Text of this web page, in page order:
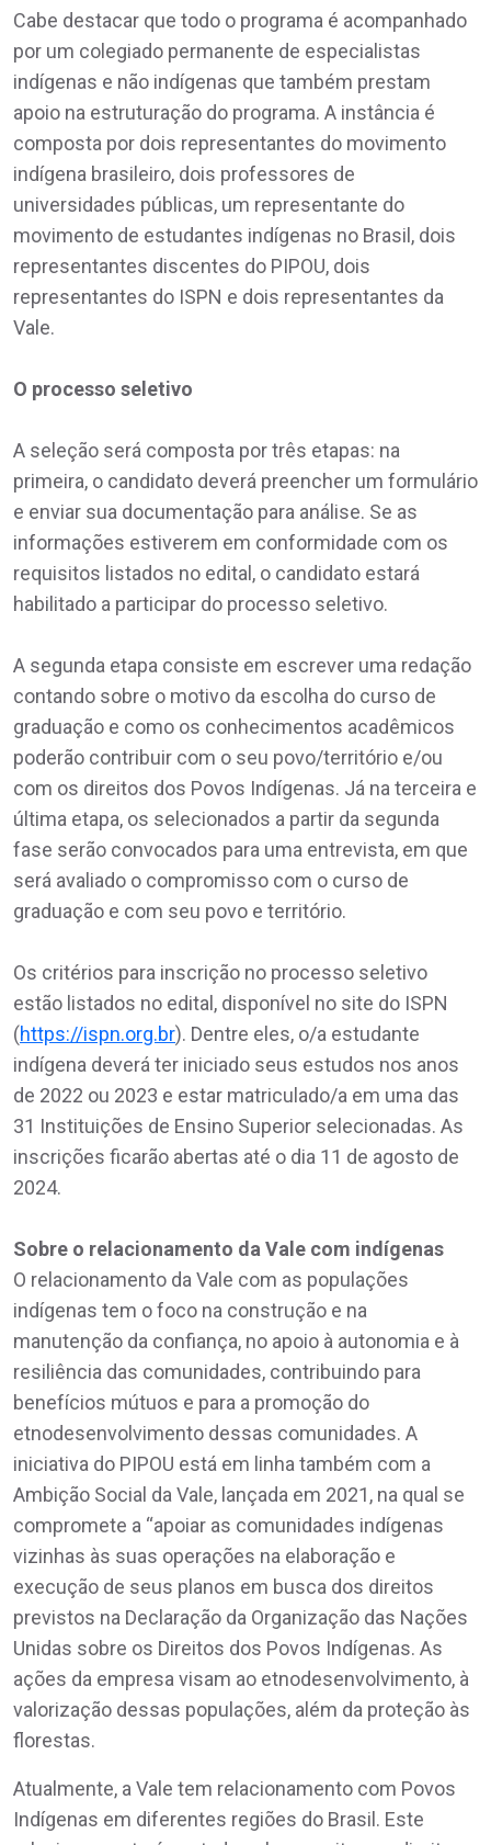
Cabe destacar que todo o programa é acompanhado
por um colegiado permanente de especialistas
indígenas e não indígenas que também prestam
apoio na estruturação do programa. A instância é
composta por dois representantes do movimento
indígena brasileiro, dois professores de
universidades públicas, um representante do
movimento de estudantes indígenas no Brasil, dois
representantes discentes do PIPOU, dois
representantes do ISPN e dois representantes da
Vale.
O processo seletivo
A seleção será composta por três etapas: na
primeira, o candidato deverá preencher um formulário
e enviar sua documentação para análise. Se as
informações estiverem em conformidade com os
requisitos listados no edital, o candidato estará
habilitado a participar do processo seletivo.
A segunda etapa consiste em escrever uma redação
contando sobre o motivo da escolha do curso de
graduação e como os conhecimentos acadêmicos
poderão contribuir com o seu povo/território e/ou
com os direitos dos Povos Indígenas. Já na terceira e
última etapa, os selecionados a partir da segunda
fase serão convocados para uma entrevista, em que
será avaliado o compromisso com o curso de
graduação e com seu povo e território.
Os critérios para inscrição no processo seletivo
estão listados no edital, disponível no site do ISPN
(https://ispn.org.br). Dentre eles, o/a estudante
indígena deverá ter iniciado seus estudos nos anos
de 2022 ou 2023 e estar matriculado/a em uma das
31 Instituições de Ensino Superior selecionadas. As
inscrições ficarão abertas até o dia 11 de agosto de
2024.
Sobre o relacionamento da Vale com indígenas
O relacionamento da Vale com as populações
indígenas tem o foco na construção e na
manutenção da confiança, no apoio à autonomia e à
resiliência das comunidades, contribuindo para
benefícios mútuos e para a promoção do
etnodesenvolvimento dessas comunidades. A
iniciativa do PIPOU está em linha também com a
Ambição Social da Vale, lançada em 2021, na qual se
compromete a “apoiar as comunidades indígenas
vizinhas às suas operações na elaboração e
execução de seus planos em busca dos direitos
previstos na Declaração da Organização das Nações
Unidas sobre os Direitos dos Povos Indígenas. As
ações da empresa visam ao etnodesenvolvimento, à
valorização dessas populações, além da proteção às
florestas.
Atualmente, a Vale tem relacionamento com Povos
Indígenas em diferentes regiões do Brasil. Este